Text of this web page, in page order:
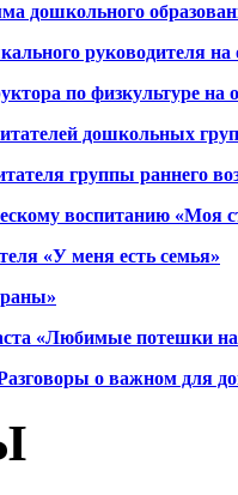
дошкольного
руководителя
по физкультуре
дошкольных
группы раннего
воспитанию «Моя
«У меня есть семья»
«Любимые потешки
о важном для